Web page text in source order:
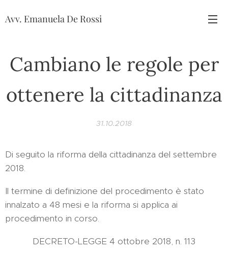
Avv. Emanuela De Rossi
Cambiano le regole per
ottenere la cittadinanza
31.10.2018
Di seguito la riforma della cittadinanza del settembre
2018.
Il termine di definizione del procedimento è stato
innalzato a 48 mesi e la riforma si applica ai
procedimento in corso.
DECRETO-LEGGE 4 ottobre 2018, n. 113